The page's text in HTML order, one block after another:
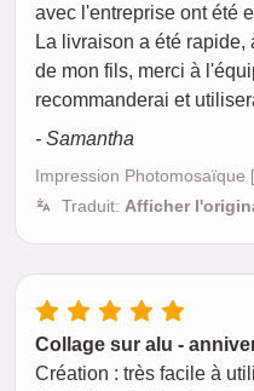
avec l'entreprise ont été
La livraison a été
de mon fils, merci à
recommanderai et
- Samantha
Impression Photomosaïque
Traduit: Afficher
Collage sur alu -
Création : très facile à